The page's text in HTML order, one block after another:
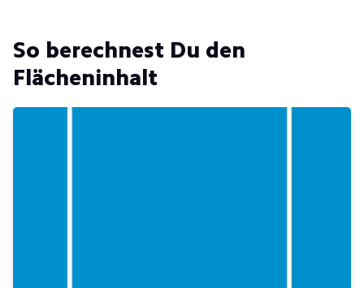
So berechnest Du den
Flächeninhalt